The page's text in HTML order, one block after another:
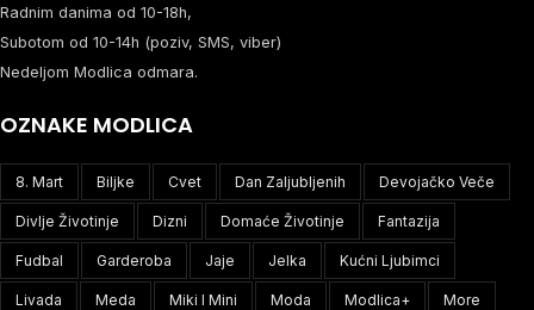
Radnim danima od 10-18h,
Subotom od 10-14h (poziv, SMS, viber)
Nedeljom Modlica odmara.
OZNAKE MODLICA
8. Mart Biljke Cvet Dan Zaljubljenih Devojačko Veče
Divlje Životinje Dizni Domaće Životinje Fantazija
Fudbal Garderoba Jaje Jelka Kućni Ljubimci
Livada Meda Miki I Mini Moda Modlica+ More